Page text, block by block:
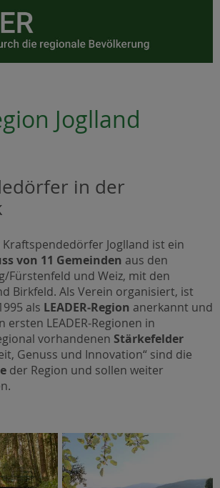
Joglland
in der
Joglland ist ein
von 11 Gemeinden aus den
Fürstenfeld und Weiz, mit den
Birkfeld. Als Verein organisiert, ist
als LEADER‐Region anerkannt und
ersten LEADER-Regionen in
vorhandenen Stärkefelder
Genuss und Innovation“ sind die
der Region und sollen weiter